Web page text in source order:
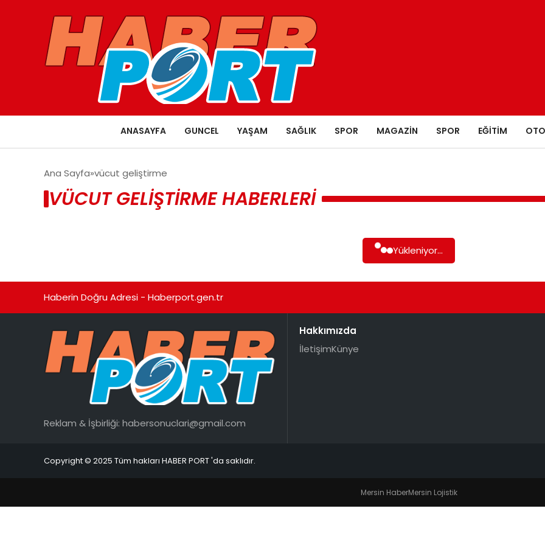
ANASAYFA GUNCEL YAŞAM SAĞLIK SPOR MAGAZIN SPOR EĞITIM
Ana Sayfa vücut geliştirme
VÜCUT GELIŞTIRME HABERLERI
Yükleniyor...
Haberin Doğru Adresi - Haberport.gen.tr
Reklam & İşbirliği: habersonuclari@gmail.com
Hakkımızda
İletişimKünye
Copyright © 2025 Tüm hakları HABER PORT 'da saklıdır.
Mersin HaberMersin Lojistik